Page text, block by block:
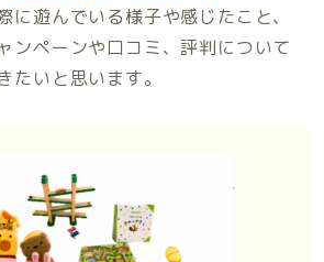
に遊んでいる様子や感じたこと、
ンペーンや口コミ、評判について
たいと思います。